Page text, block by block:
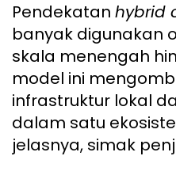
Pendekatan hybrid
banyak digunakan
skala menengah
model ini
infrastruktur lokal
dalam satu
jelasnya, simak